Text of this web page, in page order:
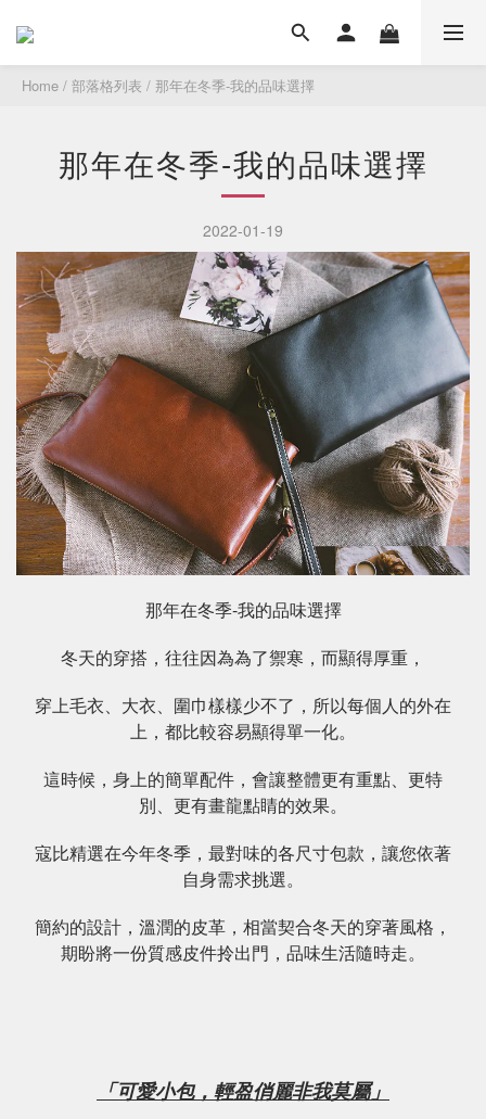
Home / 部落格列表 / 那年在冬季-我的品味選擇
那年在冬季-我的品味選擇
2022-01-19
那年在冬季-我的品味選擇
冬天的穿搭，往往因為為了禦寒，而顯得厚重，
穿上毛衣、大衣、圍巾樣樣少不了，所以每個人的外在
上，都比較容易顯得單一化。
這時候，身上的簡單配件，會讓整體更有重點、更特
別、更有畫龍點睛的效果。
寇比精選在今年冬季，最對味的各尺寸包款，讓您依著
自身需求挑選。
簡約的設計，溫潤的皮革，相當契合冬天的穿著風格，
期盼將一份質感皮件拎出門，品味生活隨時走。
「可愛小包，輕盈俏麗非我莫屬」